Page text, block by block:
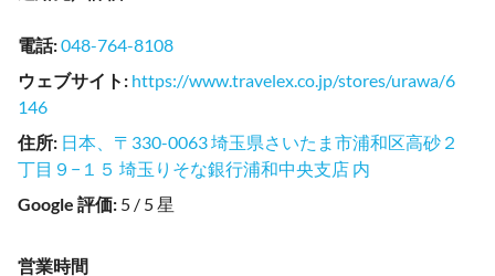
電話:048-764-8108
ウェブサイト : https://www.travelex.co.jp/stores/urawa/6
146
住所: 日本、〒330-0063 埼玉県さいたま市浦和区高砂２
丁目９−１５ 埼玉りそな銀行浦和中央支店 内
Google 評価: 5 / 5 星
営業時間